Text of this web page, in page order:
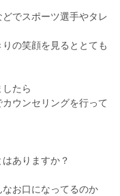
でスポーツ選手やタレ
の笑顔を見るととても
たら
ウンセリングを行って
ありますか？
お口になってるのか